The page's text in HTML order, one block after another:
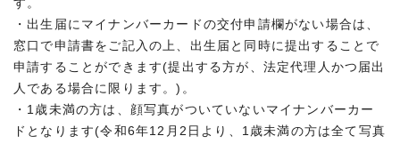
す。
・出生届にマイナンバーカードの交付申請欄がない場合は、
窓口で申請書をご記入の上、出生届と同時に提出することで
申請することができます(提出する方が、法定代理人かつ届出
人である場合に限ります。)。
・1歳未満の方は、顔写真がついていないマイナンバーカー
ドとなります(令和6年12月2日より、1歳未満の方は全て写真